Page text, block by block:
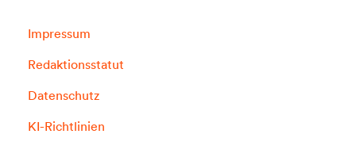
Impressum
Redaktionsstatut
Datenschutz
KI-Richtlinien